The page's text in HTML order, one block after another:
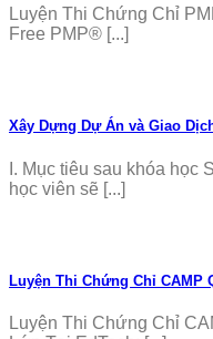
Luyện Thi Chứng Chỉ
Free PMP® [...]
Xây Dựng Dự Án và Giao
I. Mục tiêu sau khóa học
học viên sẽ [...]
Luyện Thi Chứng Chỉ CAMP
Luyện Thi Chứng Chỉ